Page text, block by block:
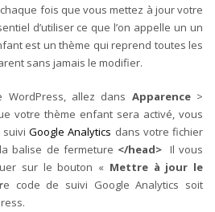
fois que vous mettez à jour votre
d’utiliser ce que l’on appelle un un
est un thème qui reprend toutes les
sans jamais le modifier.
WordPress, allez dans Apparence>
votre thème enfant sera activé, vous
suiviGoogle Analytics dans votre fichier
balise de fermeture </head>Il vous
sur le bouton « Mettre à jour le
e code de suivi Google Analytics soit